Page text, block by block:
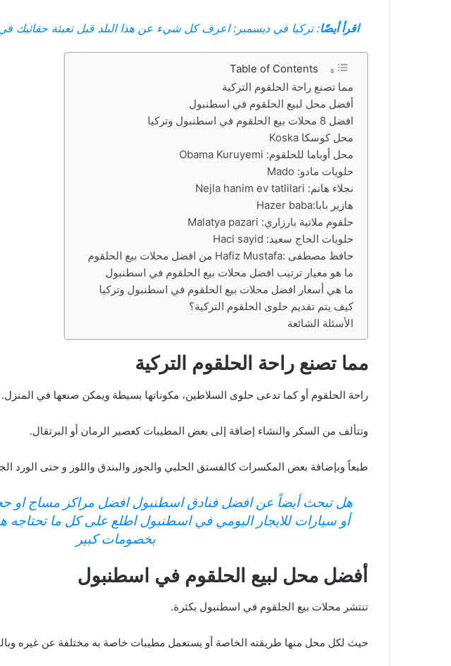
اقرأ أيضًا:تركيا في ديسمبر: اعرف كل شيء عن هذا البلد قبل تعبئة حقائبك في عام
Table of Contents
مما تصنع راحة الحلقوم التركية
أفضل محل لبيع الحلقوم في اسطنبول
افضل 8 محلات بيع الحلقوم في اسطنبول وتركيا
محل كوسكا Koska
محل أوباما للحلقوم: Obama Kuruyemi
حلويات مادو: Mado
نجلاء هانم: Nejla hanim ev tatlilari
هازير بابا:Hazer baba
حلقوم ملاتية بارزاري: Malatya pazari
حلويات الحاج سعيد: Haci sayid
حافظ مصطفى :Hafiz Mustafa من افضل محلات بيع الحلقوم
ما هو معيار ترتيب افضل محلات بيع الحلقوم في اسطنبول
ما هي أسعار افضل محلات بيع الحلقوم في اسطنبول وتركيا
كيف يتم تقديم حلوى الحلقوم التركية؟
الأسئلة الشائعة
مما تصنع راحة الحلقوم التركية
راحة الحلقوم أو كما تدعى حلوى السلاطين، مكوناتها بسيطة ويمكن صنعها في المنزل.
وتتألف من السكر والنشاء إضافة إلى بعض المطيبات كعصير الرمان أو البرتقال.
طبعاً وبإضافة بعض المكسرات كالفستق الحلبي والجوز والبندق واللوز و حتى الورد
هل تبحث أيضاً عن افضل فنادق اسطنبول افضل مراكز مساج او
أو سيارات للايجار اليومي في اسطنبول اطلع على كل ما تحتاجه
بخصومات كبير
أفضل محل لبيع الحلقوم في اسطنبول
تنتشر محلات بيع الحلقوم في اسطنبول بكثرة.
حيث لكل محل منها طريقته الخاصة أو يستعمل مطيبات خاصة به مختلفة عن غيره